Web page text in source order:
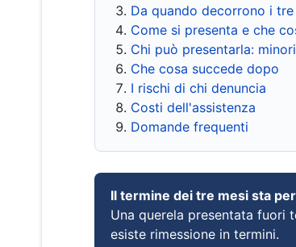
Da quando decorrono i
Come si presenta e che
Chi può presentarla:
Che cosa succede dopo
I rischi di chi denuncia
Costi dell'assistenza
Domande frequenti
Il termine dei tre mesi sta
Una querela presentata fuori
esiste rimessione in termini.